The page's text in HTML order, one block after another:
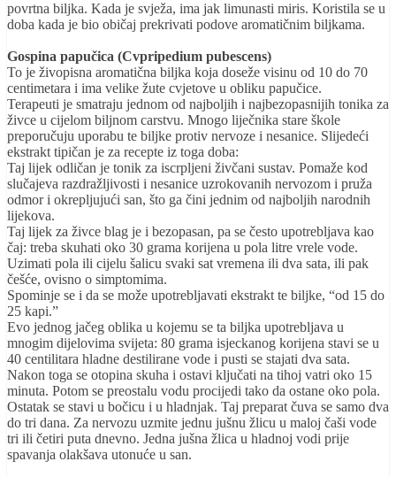
povrtna biljka. Kada je svježa, ima jak limunasti miris. Koristila se u
doba kada je bio običaj prekrivati podove aromatičnim biljkama.
Gospina papučica (Cvpripedium pubescens)
To je živopisna aromatična biljka koja doseže visinu od 10 do 70
centimetara i ima velike žute cvjetove u obliku papučice.
Terapeuti je smatraju jednom od najboljih i najbezopasnijih tonika za
živce u cijelom biljnom carstvu. Mnogo liječnika stare škole
preporučuju uporabu te biljke protiv nervoze i nesanice. Slijedeći
ekstrakt tipičan je za recepte iz toga doba:
Taj lijek odličan je tonik za iscrpljeni živčani sustav. Pomaže kod
slučajeva razdražljivosti i nesanice uzrokovanih nervozom i pruža
odmor i okrepljujući san, što ga čini jednim od najboljih narodnih
lijekova.
Taj lijek za živce blag je i bezopasan, pa se često upotrebljava kao
čaj: treba skuhati oko 30 grama korijena u pola litre vrele vode.
Uzimati pola ili cijelu šalicu svaki sat vremena ili dva sata, ili pak
češće, ovisno o simptomima.
Spominje se i da se može upotrebljavati ekstrakt te biljke, “od 15 do
25 kapi.”
Evo jednog jačeg oblika u kojemu se ta biljka upotrebljava u
mnogim dijelovima svijeta: 80 grama isjeckanog korijena stavi se u
40 centilitara hladne destilirane vode i pusti se stajati dva sata.
Nakon toga se otopina skuha i ostavi ključati na tihoj vatri oko 15
minuta. Potom se preostalu vodu procijedi tako da ostane oko pola.
Ostatak se stavi u bočicu i u hladnjak. Taj preparat čuva se samo dva
do tri dana. Za nervozu uzmite jednu jušnu žlicu u maloj čaši vode
tri ili četiri puta dnevno. Jedna jušna žlica u hladnoj vodi prije
spavanja olakšava utonuće u san.